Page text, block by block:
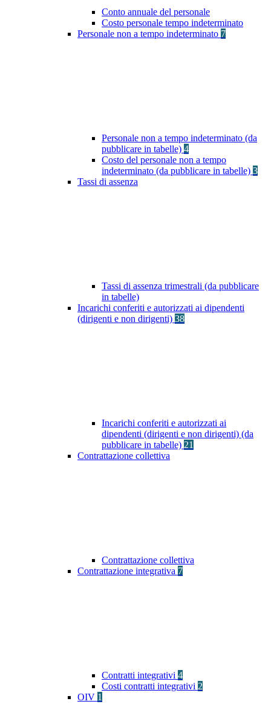
Conto annuale del personale
Costo personale tempo indeterminato
Personale non a tempo indeterminato 7
Personale non a tempo indeterminato (da
pubblicare in tabelle) 4
Costo del personale non a tempo
indeterminato (da pubblicare in tabelle) 3
Tassi di assenza
Tassi di assenza trimestrali (da pubblicare
in tabelle)
Incarichi conferiti e autorizzati ai dipendenti
(dirigenti e non dirigenti) 38
Incarichi conferiti e autorizzati ai
dipendenti (dirigenti e non dirigenti) (da
pubblicare in tabelle) 21
Contrattazione collettiva
Contrattazione collettiva
Contrattazione integrativa 7
Contratti integrativi 4
Costi contratti integrativi 2
OIV 1